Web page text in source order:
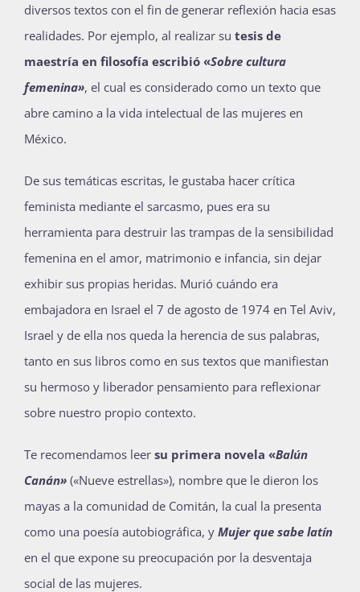
diversos textos con el fin de generar reflexión hacia esas
realidades. Por ejemplo, al realizar su tesis de
maestría en filosofía escribió «Sobre cultura
femenina», el cual es considerado como un texto que
abre camino a la vida intelectual de las mujeres en
México.
De sus temáticas escritas, le gustaba hacer crítica
feminista mediante el sarcasmo, pues era su
herramienta para destruir las trampas de la sensibilidad
femenina en el amor, matrimonio e infancia, sin dejar
exhibir sus propias heridas. Murió cuándo era
embajadora en Israel el 7 de agosto de 1974 en Tel Aviv,
Israel y de ella nos queda la herencia de sus palabras,
tanto en sus libros como en sus textos que manifiestan
su hermoso y liberador pensamiento para reflexionar
sobre nuestro propio contexto.
Te recomendamos leer su primera novela «Balún
Canán» («Nueve estrellas»), nombre que le dieron los
mayas a la comunidad de Comitán, la cual la presenta
como una poesía autobiográfica, y Mujer que sabe latín
en el que expone su preocupación por la desventaja
social de las mujeres.